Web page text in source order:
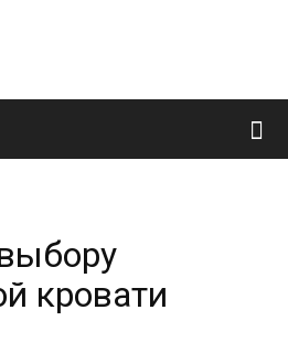
Французский
и
кровати